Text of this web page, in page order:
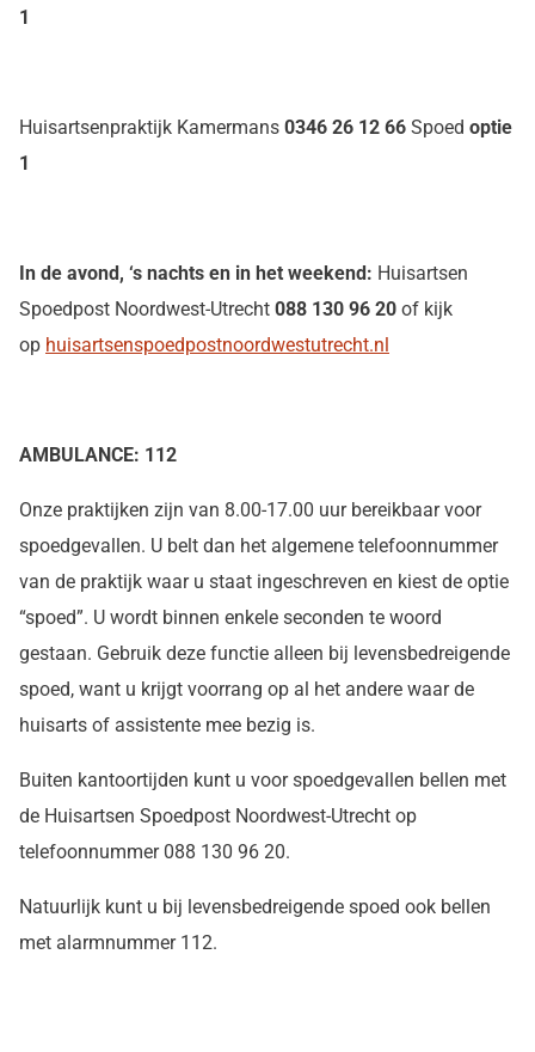
1
Huisartsenpraktijk Kamermans 0346 26 12 66 Spoed optie
1
In de avond, ‘s nachts en in het weekend: Huisartsen
Spoedpost Noordwest-Utrecht 088 130 96 20 of kijk
op huisartsenspoedpostnoordwestutrecht.nl
AMBULANCE: 112
Onze praktijken zijn van 8.00-17.00 uur bereikbaar voor
spoedgevallen. U belt dan het algemene telefoonnummer
van de praktijk waar u staat ingeschreven en kiest de optie
“spoed”. U wordt binnen enkele seconden te woord
gestaan. Gebruik deze functie alleen bij levensbedreigende
spoed, want u krijgt voorrang op al het andere waar de
huisarts of assistente mee bezig is.
Buiten kantoortijden kunt u voor spoedgevallen bellen met
de Huisartsen Spoedpost Noordwest-Utrecht op
telefoonnummer 088 130 96 20.
Natuurlijk kunt u bij levensbedreigende spoed ook bellen
met alarmnummer 112.